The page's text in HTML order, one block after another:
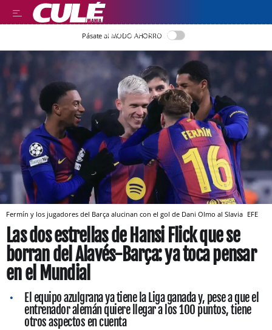
LLEGIR EN CATALÀ
Pásate al MODO AHORRO
Fermín y los jugadores del Barça alucinan con el gol de Dani Olmo al Slavia EFE
Las dos estrellas de Hansi Flick que se
borran del Alavés-Barça: ya toca pensar
en el Mundial
El equipo azulgrana ya tiene la Liga ganada y, pese a que el
entrenador alemán quiere llegar a los 100 puntos, tiene
otros aspectos en cuenta